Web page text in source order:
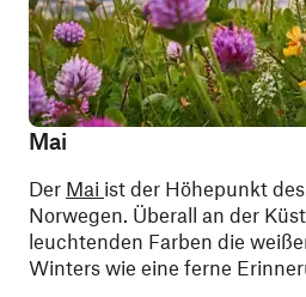
Mai
Der Mai ist der Höhepunkt
Norwegen. Überall an der
leuchtenden Farben die
Winters wie eine ferne